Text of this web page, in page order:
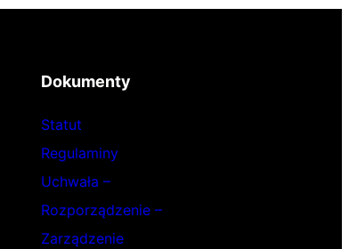
Dokumenty
Statut
Regulaminy
Uchwała –
Rozporządzenie –
Zarządzenie